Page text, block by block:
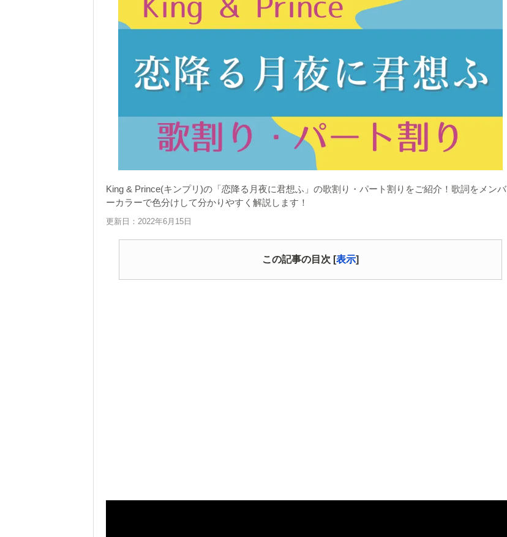
King & Prince(キンプリ)の「恋降る月夜に君想ふ」の歌割り・パート割りをご紹介！歌詞をメンバ
ーカラーで色分けして分かりやすく解説します！
更新日：2022年6月15日
この記事の目次 [表示]